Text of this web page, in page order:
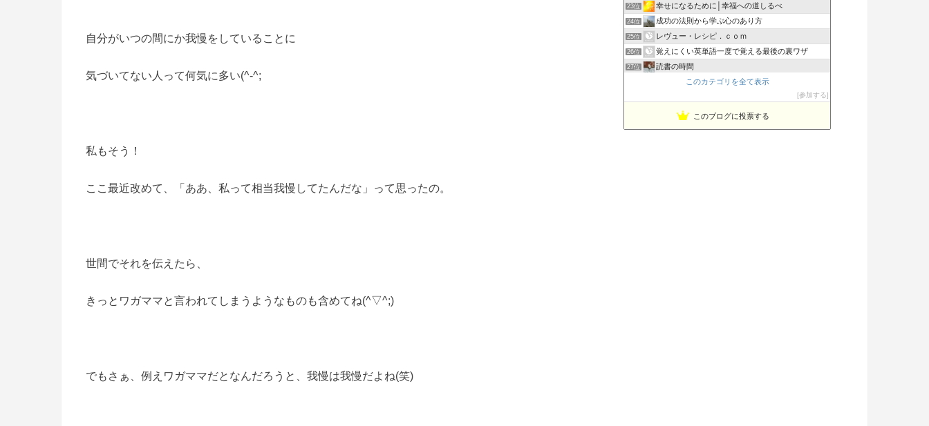
自分がいつの間にか我慢をしていることに
気づいてない人って何気に多い(^-^;
私もそう！
ここ最近改めて、「ああ、私って相当我慢してたんだな」って思ったの。
世間でそれを伝えたら、
きっとワガママと言われてしまうようなものも含めてね(^▽^;)
でもさぁ、例えワガママだとなんだろうと、我慢は我慢だよね(笑)
23位 幸せになるために│幸福への道しるべ
24位 成功の法則から学ぶ心のあり方
25位 レヴュー・レシピ．ｃｏｍ
26位 覚えにくい英単語一度で覚える最後の裏ワザ
27位 読書の時間
稼げる考え方
借金5000万円 崖っぷち社長の返済&スピリチュアル探訪記
このカテゴリを全て表示
参加する
このブログに投票する